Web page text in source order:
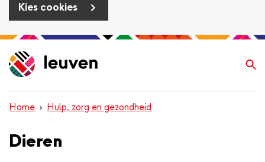
Kies cookies
Overslaan
en
naar
inhoud
gaan
Home Hulp, zorg en gezondheid
Dieren